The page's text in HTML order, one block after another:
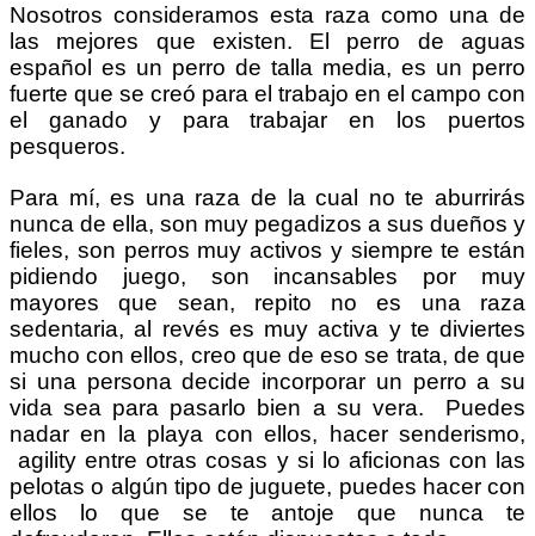
Nosotros consideramos esta raza como una de
las mejores que existen. El perro de aguas
español es un perro de talla media, es un perro
fuerte que se creó para el trabajo en el campo con
el ganado y para trabajar en los puertos
pesqueros.
Para mí, es una raza de la cual no te aburrirás
nunca de ella, son muy pegadizos a sus dueños y
fieles, son perros muy activos y siempre te están
pidiendo juego, son incansables por muy
mayores que sean, repito no es una raza
sedentaria, al revés es muy activa y te diviertes
mucho con ellos, creo que de eso se trata, de que
si una persona decide incorporar un perro a su
vida sea para pasarlo bien a su vera. Puedes
nadar en la playa con ellos, hacer senderismo,
agility entre otras cosas y si lo aficionas con las
pelotas o algún tipo de juguete, puedes hacer con
ellos lo que se te antoje que nunca te